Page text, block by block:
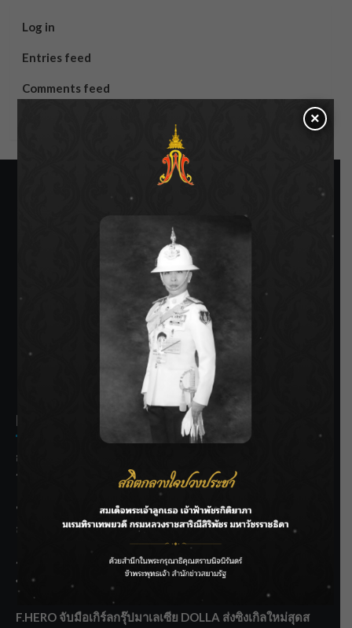
Log in
Entries feed
Comments feed
SIAMRATH VARIETY
THE BEST ENTERTAINMENT
Recent Posts
กรมชลฯ รับฟังประชาชน ติดตามแก้ปัญหาโครงการประตู
ระบายน้ำศรีสองรักฯ
‘แมน การิน’ แชร์ความเชื่อชวนคิด! “อยากกินอะไรหลังจาก
ลาโลกนี้ ให้ใส่บาตรสิ่งนั้นไว้ตอนยังมีชีวิต”
ราชเลขานุการในพระองค์ฯ ติดตามโครงการหุบกะพง–ห้วย
ทรายใต้ เสริมความมั่นคงน้ำเพชรบุรี
F.HERO จับมือเกิร์ลกรุ๊ปมาเลเซีย DOLLA ส่งซิงเกิลใหม่สุดส
×